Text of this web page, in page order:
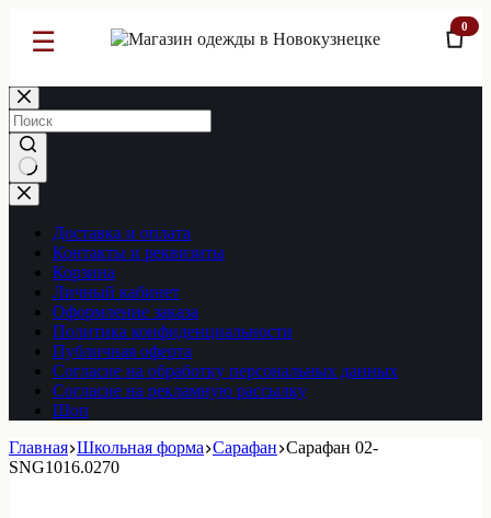
☰ 0
Перейти
к
сути
Ничего
не
найденоДоставка и оплата
Контакты и реквизиты
Корзина
Личный кабинет
Оформление заказа
Политика конфиденциальности
Публичная оферта
Согласие на обработку персональных данных
Согласие на рекламную рассылку
Шоп
Главная Школьная форма Сарафан Сарафан 02-
SNG1016.0270